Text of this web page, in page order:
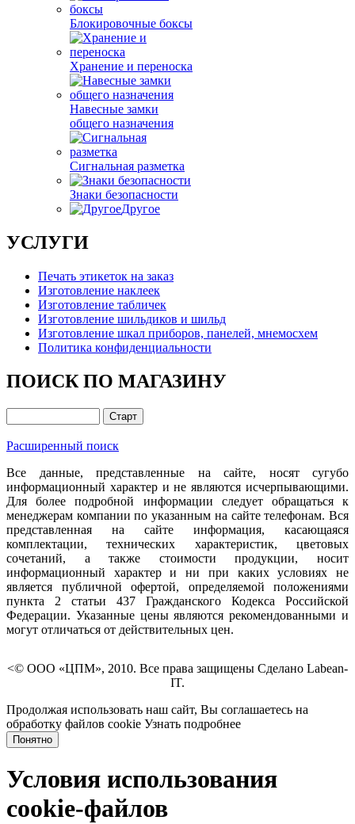
Блокировочные боксы
Хранение и переноска
Навесные замки
общего назначения
Сигнальная разметка
Знаки безопасности
Другое
УСЛУГИ
Печать этикеток на заказ
Изготовление наклеек
Изготовление табличек
Изготовление шильдиков и шильд
Изготовление шкал приборов, панелей, мнемосхем
Политика конфиденциальности
ПОИСК ПО МАГАЗИНУ
Расширенный поиск
Все данные, представленные на сайте, носят сугубо
информационный характер и не являются исчерпывающими.
Для более подробной информации следует обращаться к
менеджерам компании по указанным на сайте телефонам. Вся
представленная на сайте информация, касающаяся
комплектации, технических характеристик, цветовых
сочетаний, а также стоимости продукции, носит
информационный характер и ни при каких условиях не
является публичной офертой, определяемой положениями
пункта 2 статьи 437 Гражданского Кодекса Российской
Федерации. Указанные цены являются рекомендованными и
могут отличаться от действительных цен.
<© ООО «ЦПМ», 2010. Все права защищены Сделано Labean-
IT.
Продолжая использовать наш сайт, Вы соглашаетесь на
обработку файлов cookie Узнать подробнее
Понятно
Условия использования
cookie-файлов